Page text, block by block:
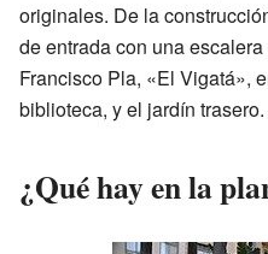
originales. De la
de entrada con una
Francisco Pla, «El Vigatá»,
biblioteca, y el jardín trasero.
¿Qué hay en la